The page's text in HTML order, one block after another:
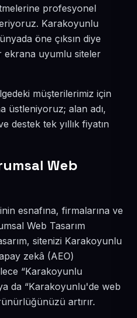
profesyonel
Karakoyunlu
öne çıksın diye
uyumlu siteler
müşterilerimiz için
üstleniyoruz; alan adı,
destek tek yıllık fiyatın
Web
esnafına, firmalarına ve
Web Tasarım
sitenizi Karakoyunlu
zekâ (AEO)
“Karakoyunlu
da “Karakoyunlu'de web
artırır.